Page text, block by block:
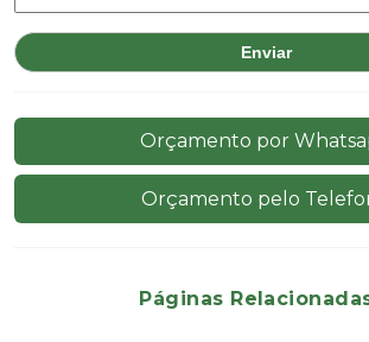
Orçamento por
Orçamento pelo
Páginas